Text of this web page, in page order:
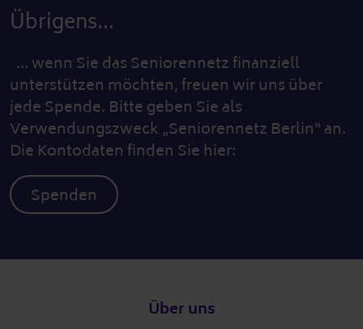
Übrigens...
… wenn Sie das Seniorennetz finanziell
unterstützen möchten, freuen wir uns über
jede Spende. Bitte geben Sie als
Verwendungszweck „Seniorennetz Berlin“ an.
Die Kontodaten finden Sie hier:
Spenden
Über uns